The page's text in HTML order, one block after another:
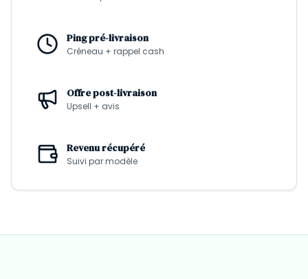
Ping pré-livraison
Créneau + rappel cash
Offre post-livraison
Upsell + avis
Revenu récupéré
Suivi par modèle